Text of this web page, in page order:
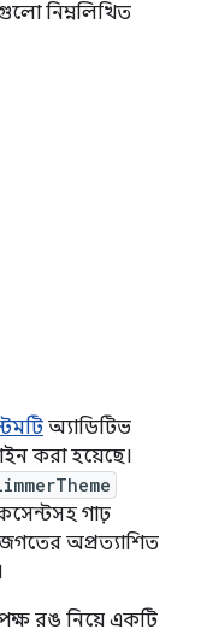
নিম্নলিখিত
অ্যাডিটিভ
করা হয়েছে।
গাঢ়
জগতের অপ্রত্যাশিত
রঙ নিয়ে একটি